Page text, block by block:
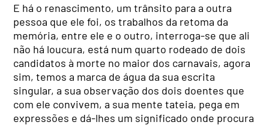
E há o renascimento, um trânsito para a outra
pessoa que ele foi, os trabalhos da retoma da
memória, entre ele e o outro, interroga-se que ali
não há loucura, está num quarto rodeado de dois
candidatos à morte no maior dos carnavais, agora
sim, temos a marca de água da sua escrita
singular, a sua observação dos dois doentes que
com ele convivem, a sua mente tateia, pega em
expressões e dá-lhes um significado onde procura